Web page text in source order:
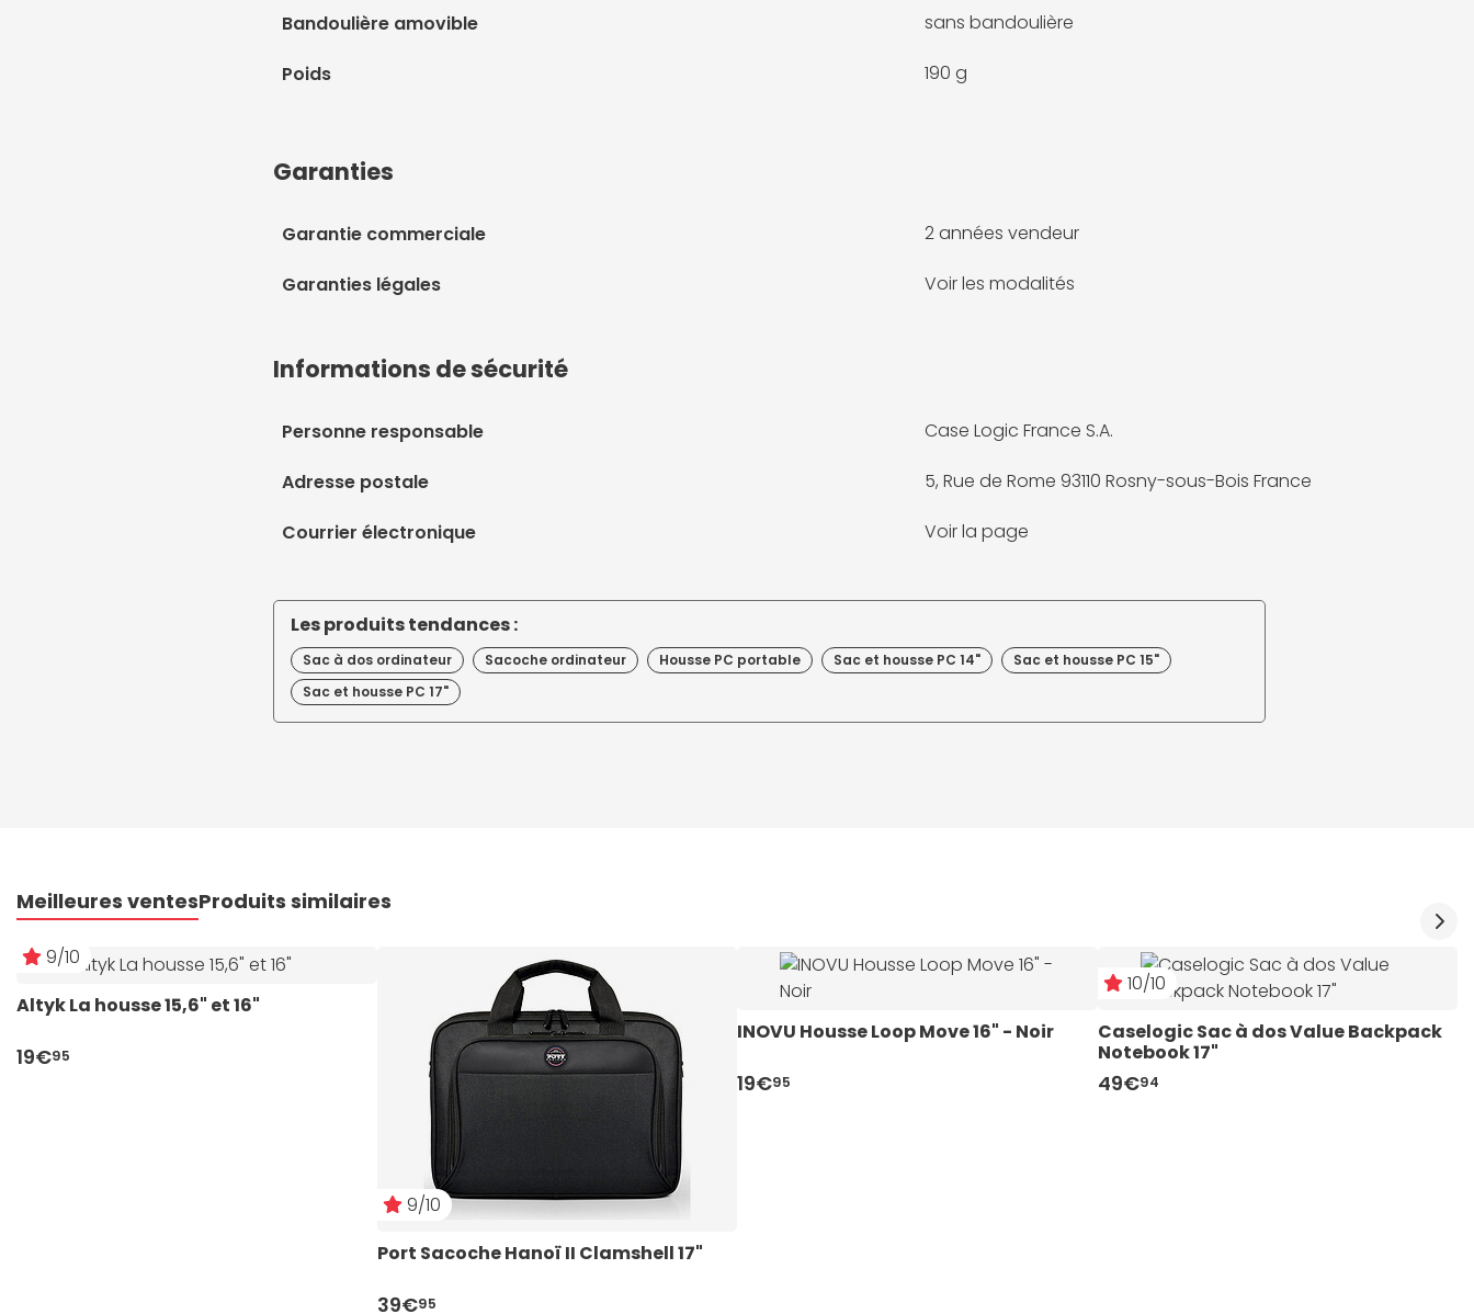
Bandoulière amovible sans bandoulière
Poids 190 g
Garanties
Garantie commerciale 2 années vendeur
Garanties légales Voir les modalités
Informations de sécurité
Personne responsable Case Logic France S.A.
Adresse postale 5, Rue de Rome 93110 Rosny-sous-Bois France
Courrier électronique Voir la page
Les produits tendances :
Sac à dos ordinateur Sacoche ordinateur Housse PC portable Sac et housse PC 14"
Sac et housse PC 15"
Sac et housse PC 17"
Meilleures ventesProduits similaires
9/10
Altyk La housse 15,6" et 16"
19€95
9/10
Port Sacoche Hanoï II Clamshell 17"
39€95
INOVU Housse Loop Move 16" - Noir
19€95
10/10
Caselogic Sac à dos Value Backpack
Notebook 17"
49€94